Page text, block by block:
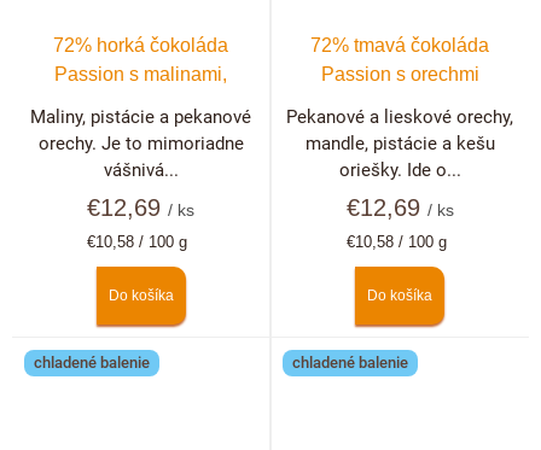
72% horká čokoláda
Passion s malinami,
orechmi
€12,69/ ks
Jednotková
€10,58 / 100 g
Do košíka
Maliny, pistácie a pekanové
orechy. Je to mimoriadne
vášnivá...
72% tmavá čokoláda
Passion s orechmi
€12,69 / ks
Jednotková
€10,58 / 100 g
Do košíka
Pekanové a lieskové orechy,
mandle, pistácie a kešu
oriešky. Ide o...
chladené balenie chladené balenie